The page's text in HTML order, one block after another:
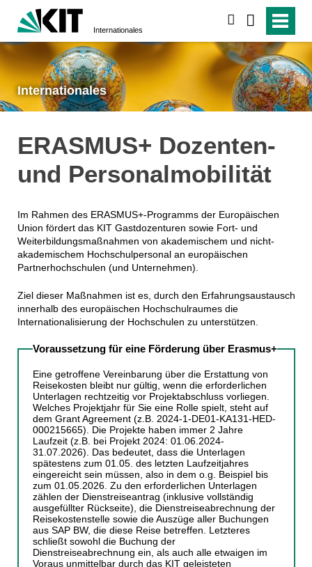
Internationales
Internationales
ERASMUS+ Dozenten-
und Personalmobilität
Im Rahmen des ERASMUS+-Programms der Europäischen
Union fördert das KIT Gastdozenturen sowie Fort- und
Weiterbildungsmaßnahmen von akademischem und nicht-
akademischem Hochschulpersonal an europäischen
Partnerhochschulen (und Unternehmen).
Ziel dieser Maßnahmen ist es, durch den Erfahrungsaustausch
innerhalb des europäischen Hochschulraumes die
Internationalisierung der Hochschulen zu unterstützen.
Voraussetzung für eine Förderung über Erasmus+
Eine getroffene Vereinbarung über die Erstattung von
Reisekosten bleibt nur gültig, wenn die erforderlichen
Unterlagen rechtzeitig vor Projektabschluss vorliegen.
Welches Projektjahr für Sie eine Rolle spielt, steht auf
dem Grant Agreement (z.B. 2024-1-DE01-KA131-HED-
000215665). Die Projekte haben immer 2 Jahre
Laufzeit (z.B. bei Projekt 2024: 01.06.2024-
31.07.2026). Das bedeutet, dass die Unterlagen
spätestens zum 01.05. des letzten Laufzeitjahres
eingereicht sein müssen, also in dem o.g. Beispiel bis
zum 01.05.2026. Zu den erforderlichen Unterlagen
zählen der Dienstreiseantrag (inklusive vollständig
ausgefüllter Rückseite), die Dienstreiseabrechnung der
Reisekostenstelle sowie die Auszüge aller Buchungen
aus SAP BW, die diese Reise betreffen. Letzteres
schließt sowohl die Buchung der
Dienstreiseabrechnung ein, als auch alle etwaigen im
Voraus unmittelbar durch das KIT geleisteten